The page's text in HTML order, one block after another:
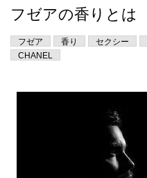
フゼアの香りとは
フゼア 香り セクシー
CHANEL